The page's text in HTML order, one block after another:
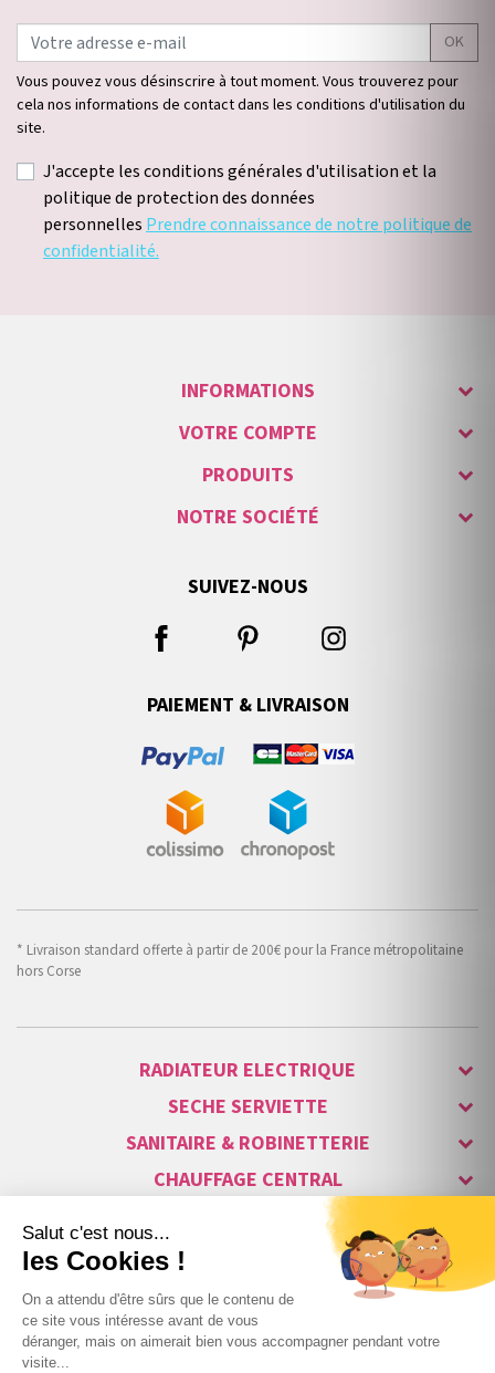
OK
Vous pouvez vous désinscrire à tout moment. Vous trouverez pour
cela nos informations de contact dans les conditions d'utilisation du
site.
J'accepte les conditions générales d'utilisation et la
politique de protection des données
personnelles Prendre connaissance de notre politique de
confidentialité.
INFORMATIONS
VOTRE COMPTE
PRODUITS
NOTRE SOCIÉTÉ
SUIVEZ-NOUS
PAIEMENT & LIVRAISON
* Livraison standard offerte à partir de 200€ pour la France métropolitaine
hors Corse
RADIATEUR ELECTRIQUE
SECHE SERVIETTE
SANITAIRE & ROBINETTERIE
CHAUFFAGE CENTRAL
ALARME & SÉCURITÉ
MAISON CONNECTÉE
VISIOPHONE & INTERPHONE
LUMINAIRES & ECLAIRAGE